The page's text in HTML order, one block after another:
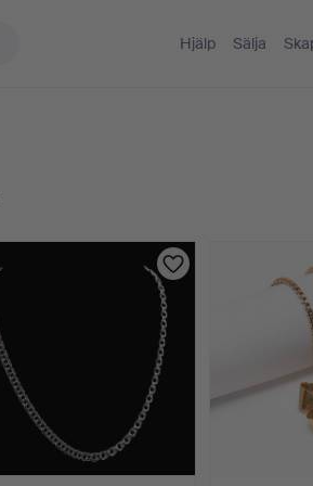
Hjälp Sälja